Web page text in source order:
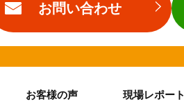
お問い合わせ
お客様の声 現場レポート